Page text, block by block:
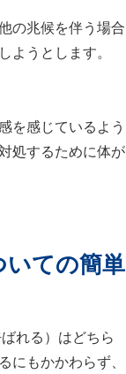
の兆候を伴う場合
うとします。
を感じているよう
処するために体が
ての簡単
れる）はどちら
もかかわらず、